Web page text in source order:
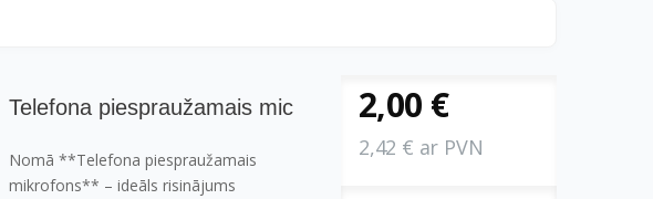
Telefona piespraužamais mic
Nomā **Telefona piespraužamais
mikrofons** – ideāls risinājums
2,00 €
2,42 € ar PVN